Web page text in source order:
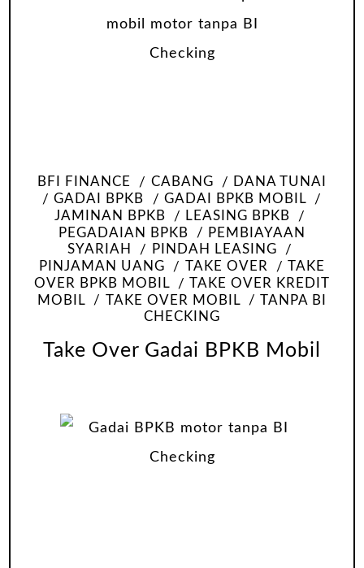
BFI FINANCE CABANG
DANA TUNAI
GADAI BPKB
GADAI BPKB MOBIL
JAMINAN BPKB
LEASING BPKB
PEGADAIAN BPKB
PEMBIAYAAN
SYARIAH
PINDAH LEASING
PINJAMAN UANG
TAKE OVER
TAKE
OVER BPKB MOBIL
TAKE OVER KREDIT
MOBIL
TAKE OVER MOBIL
TANPA BI
CHECKING
Take Over Gadai BPKB Mobil